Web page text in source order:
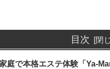
目次
庭で本格エステ体験「Ya-